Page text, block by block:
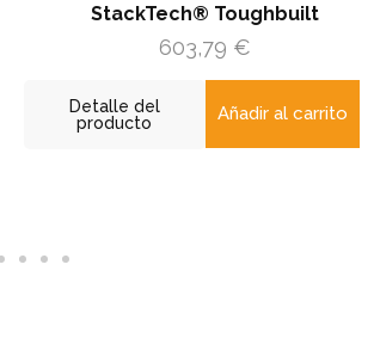
StackTech® Toughbuilt
€
del
Añadir al carrito